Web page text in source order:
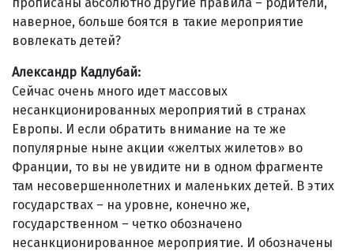
наверное, больше боятся в такие мероприятие
вовлекать детей?
Александр Кадлубай:
Сейчас очень много идет массовых
несанкционированных мероприятий в странах
Европы. И если обратить внимание на те же
популярные ныне акции «желтых жилетов» во
Франции, то вы не увидите ни в одном фрагменте
там несовершеннолетних и маленьких детей. В этих
государствах – на уровне, конечно же,
государственном – четко обозначено
несанкционированное мероприятие. И обозначены